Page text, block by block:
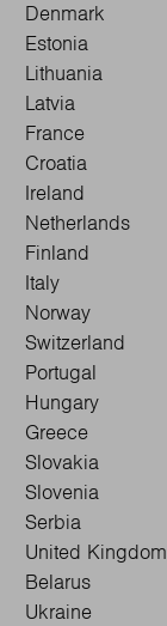
Denmark
Estonia
Lithuania
Latvia
France
Croatia
Ireland
Netherlands
Finland
Italy
Norway
Switzerland
Portugal
Hungary
Greece
Slovakia
Slovenia
Serbia
United Kingdom
Belarus
Ukraine